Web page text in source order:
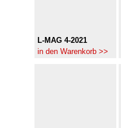
L-MAG 4-2021
in den Warenkorb >>